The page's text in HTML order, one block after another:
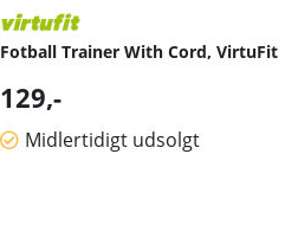
Fotball Trainer With Cord, VirtuFit
129,-
Midlertidigt udsolgt